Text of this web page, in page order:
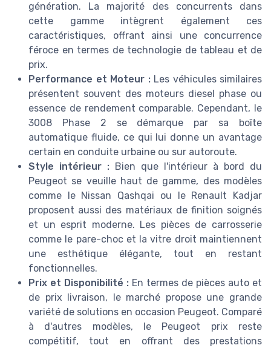
génération. La majorité des concurrents dans
cette gamme intègrent également ces
caractéristiques, offrant ainsi une concurrence
féroce en termes de technologie de tableau et de
prix.
Performance et Moteur :Les véhicules similaires
présentent souvent des moteurs diesel phase ou
essence de rendement comparable. Cependant, le
3008 Phase 2 se démarque par sa boîte
automatique fluide, ce qui lui donne un avantage
certain en conduite urbaine ou sur autoroute.
Style intérieur : Bien que l'intérieur à bord du
Peugeot se veuille haut de gamme, des modèles
comme le Nissan Qashqai ou le Renault Kadjar
proposent aussi des matériaux de finition soignés
et un esprit moderne. Les pièces de carrosserie
comme le pare-choc et la vitre droit maintiennent
une esthétique élégante, tout en restant
fonctionnelles.
Prix et Disponibilité : En termes de pièces auto et
de prix livraison, le marché propose une grande
variété de solutions en occasion Peugeot. Comparé
à d'autres modèles, le Peugeot prix reste
compétitif, tout en offrant des prestations